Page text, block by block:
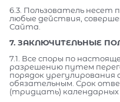
6.3. Пользователь
любые действия,
Сайта.
7. ЗАКЛЮЧИТЕЛЬНЫЕ
7.1. Все споры по
разрешению путем
порядок урегулирования
обязательным. Срок
(тридцать) календарных